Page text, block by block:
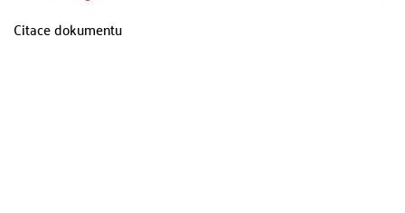
Citace dokumentu